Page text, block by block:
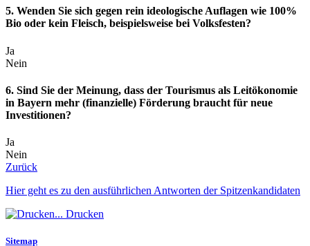
5. Wenden Sie sich gegen rein ideologische Auflagen wie 100%
Bio oder kein Fleisch, beispielsweise bei Volksfesten?
Ja
Nein
6. Sind Sie der Meinung, dass der Tourismus als Leitökonomie
in Bayern mehr (finanzielle) Förderung braucht für neue
Investitionen?
Ja
Nein
Zurück
Hier geht es zu den ausführlichen Antworten der Spitzenkandidaten
Drucken
Sitemap